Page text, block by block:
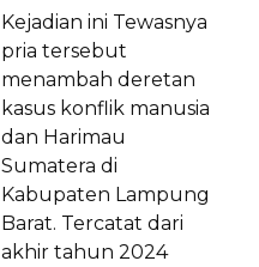
Kejadian ini Tewasnya
pria tersebut
menambah deretan
kasus konflik manusia
dan Harimau
Sumatera di
Kabupaten Lampung
Barat. Tercatat dari
akhir tahun 2024